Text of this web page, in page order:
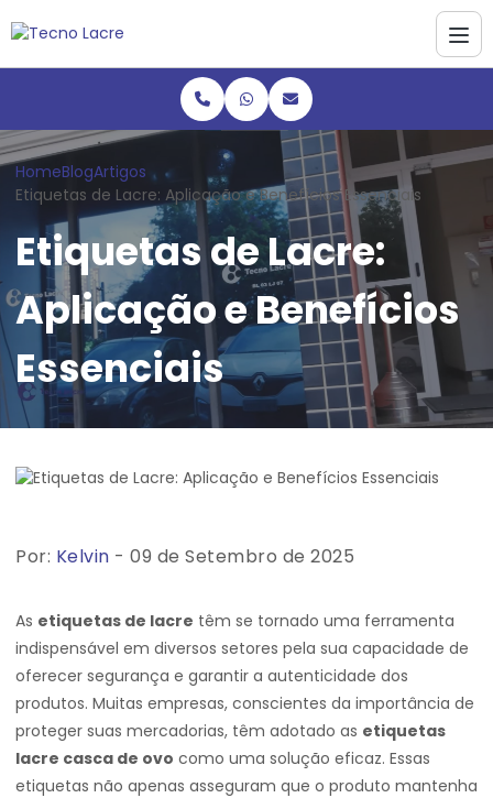
HomeBlogArtigos
Etiquetas de Lacre: Aplicação e Benefícios Essenciais
Etiquetas de Lacre:
Aplicação e Benefícios
Essenciais
Por: Kelvin - 09 de Setembro de 2025
As etiquetas de lacre têm se tornado uma ferramenta
indispensável em diversos setores pela sua capacidade de
oferecer segurança e garantir a autenticidade dos
produtos. Muitas empresas, conscientes da importância de
proteger suas mercadorias, têm adotado as etiquetas
lacre casca de ovo como uma solução eficaz. Essas
etiquetas não apenas asseguram que o produto mantenha